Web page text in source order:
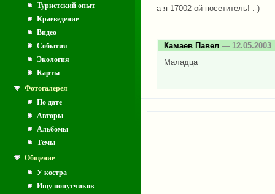
Туристский опыт
Краеведение
Видео
События
Экология
Карты
Фотогалерея
По дате
Авторы
Альбомы
Темы
Общение
У костра
Ищу попутчиков
а я 17002-ой посетитель! :-)
Камаев Павел — 12.05.2003
Маладца